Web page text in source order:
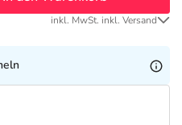
inkl. MwSt. inkl. Versand